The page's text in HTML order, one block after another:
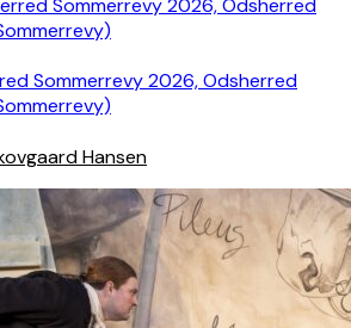
Sommerrevy 2026, Odsherred
Hansen